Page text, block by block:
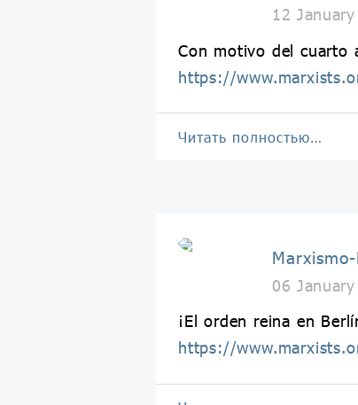
12
Con motivo del cuarto
https://
Читать полностью…
06
¡El orden reina en
https://